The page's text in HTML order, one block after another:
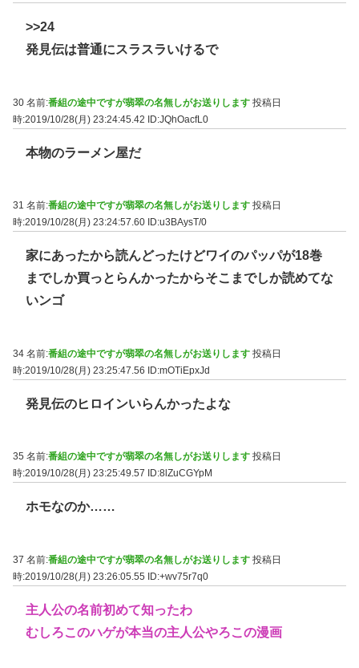
>>24
発見伝は普通にスラスラいけるで
30 名前:番組の途中ですが翡翠の名無しがお送りします 投稿日
時:2019/10/28(月) 23:24:45.42 ID:JQhOacfL0
本物のラーメン屋だ
31 名前:番組の途中ですが翡翠の名無しがお送りします 投稿日
時:2019/10/28(月) 23:24:57.60 ID:u3BAysT/0
家にあったから読んどったけどワイのパッパが18巻
までしか買っとらんかったからそこまでしか読めてな
いンゴ
34 名前:番組の途中ですが翡翠の名無しがお送りします 投稿日
時:2019/10/28(月) 23:25:47.56 ID:mOTiEpxJd
発見伝のヒロインいらんかったよな
35 名前:番組の途中ですが翡翠の名無しがお送りします 投稿日
時:2019/10/28(月) 23:25:49.57
ID:8lZuCGYpM
ホモなのか……
37 名前:番組の途中ですが翡翠の名無しがお送りします 投稿日
時:2019/10/28(月) 23:26:05.55
ID:+wv75r7q0
主人公の名前初めて知ったわ
むしろこのハゲが本当の主人公やろこの漫画